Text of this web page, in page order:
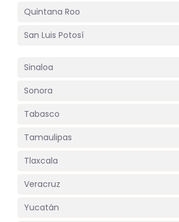
Quintana Roo
San Luis Potosí
Sinaloa
Sonora
Tabasco
Tamaulipas
Tlaxcala
Veracruz
Yucatán